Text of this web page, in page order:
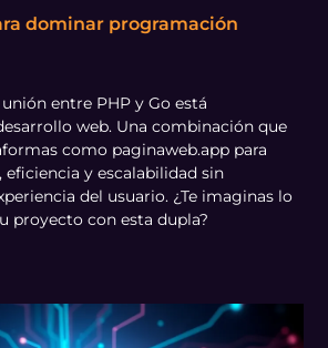
dominar programación
entre PHP y Go está
web. Una combinación que
como paginaweb.app para
eficiencia y escalabilidad sin
del usuario. ¿Te imaginas lo
proyecto con esta dupla?